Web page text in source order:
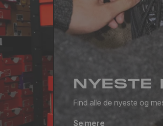
NYESTE
Find alle de nyeste og
Se mere